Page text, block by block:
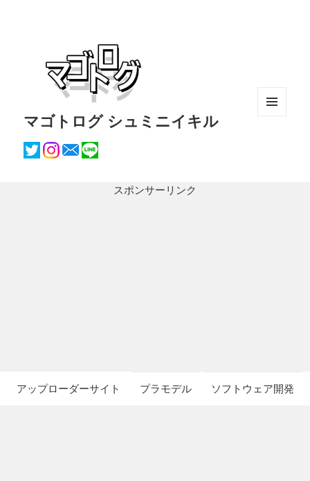
マゴトログ シュミニイキル
スポンサーリンク
アップローダーサイト プラモデル ソフトウェア開発